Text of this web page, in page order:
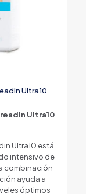
Ultra10
Ultra10
Ultra10 está
intensivo de
combinación
ayuda a
óptimos